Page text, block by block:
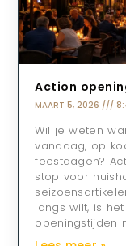
Action
MAART 5, 2026
Wil je weten
vandaag, op
feestdagen?
stop voor
langs wilt, is
openingstijden